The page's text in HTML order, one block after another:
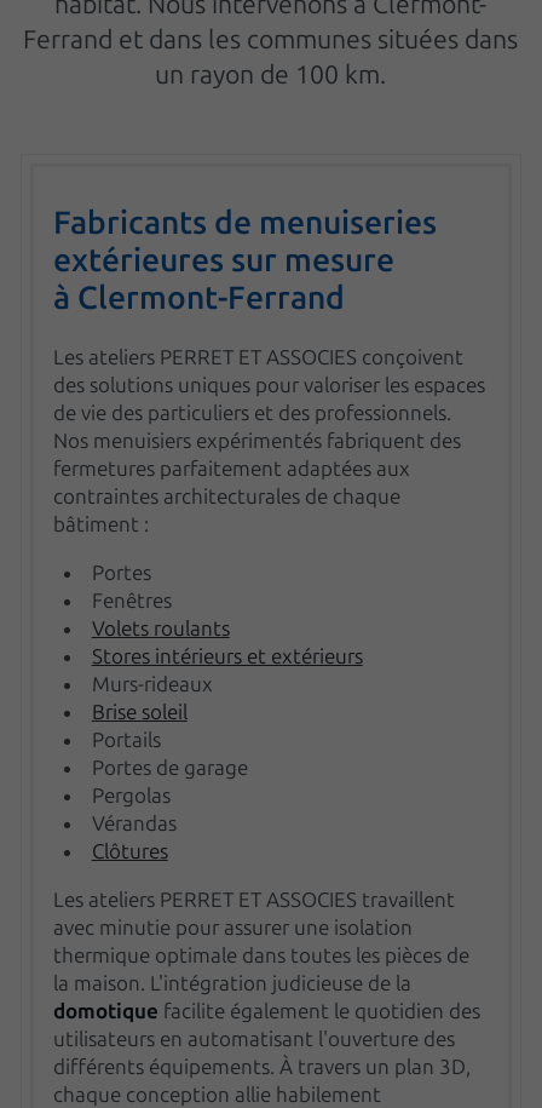
Ferrand et dans les communes situées dans
un rayon de 100 km.
Fabricants de menuiseries
extérieures sur mesure
à Clermont-Ferrand
Les ateliers PERRET ET ASSOCIES conçoivent
des solutions uniques pour valoriser les espaces
de vie des particuliers et des professionnels.
Nos menuisiers expérimentés fabriquent des
fermetures parfaitement adaptées aux
contraintes architecturales de chaque
bâtiment :
Portes
Fenêtres
Volets roulants
Stores intérieurs et extérieurs
Murs-rideaux
Brise soleil
Portails
Portes de garage
Pergolas
Vérandas
Clôtures
Les ateliers PERRET ET ASSOCIES travaillent
avec minutie pour assurer une isolation
thermique optimale dans toutes les pièces de
la maison. L'intégration judicieuse de la
domotique facilite également le quotidien des
utilisateurs en automatisant l'ouverture des
différents équipements. À travers un plan 3D,
chaque conception allie habilement